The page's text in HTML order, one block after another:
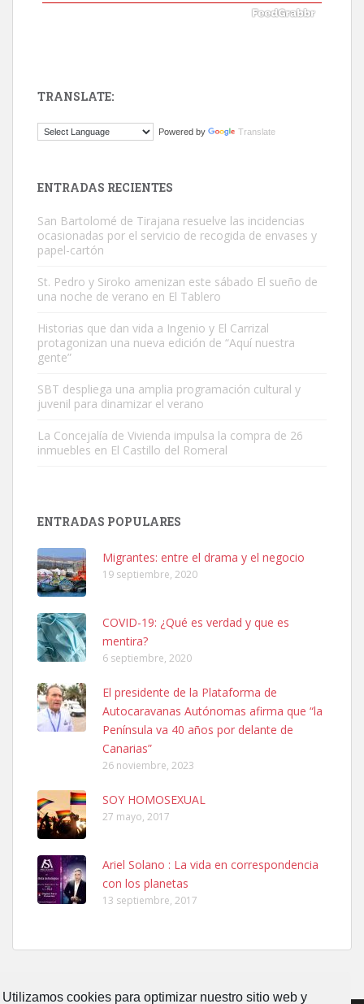
Utilizamos cookies para optimizar nuestro sitio web y
Este gato macho ha aparecido en la calle hace menos de un mes,
Busco adopción responsable para mi perra. Pastor alemán,
hembra, 4 años. Por motivos personales ...
Leales.org » Gran Canaria
06/07/2025 ZONA MESA Y LOPEZ. ES MUY ASUSTADIZO
Leales.org » Gran Canaria
Ninfa perdida
El día 5 se los perdió una ninfa papillera, asustada tiene miedo a la
calle, se perdió por la zon...
Leales.org » Gran Canaria
6.7.2025
Adopcion
Busco casa de acogida para mi perrita ya que por temas de trabajo
no la puedo tener. Solo gente r...
TRANSLATE:
Powered by Translate
ENTRADAS RECIENTES
San Bartolomé de Tirajana resuelve las incidencias
ocasionadas por el servicio de recogida de envases y
papel-cartón
St. Pedro y Siroko amenizan este sábado El sueño de
una noche de verano en El Tablero
Historias que dan vida a Ingenio y El Carrizal
protagonizan una nueva edición de “Aquí nuestra
gente”
SBT despliega una amplia programación cultural y
juvenil para dinamizar el verano
La Concejalía de Vivienda impulsa la compra de 26
inmuebles en El Castillo del Romeral
ENTRADAS POPULARES
Migrantes: entre el drama y el negocio
19 septiembre, 2020
COVID-19: ¿Qué es verdad y que es
mentira?
6 septiembre, 2020
El presidente de la Plataforma de
Autocaravanas Autónomas afirma que “la
Península va 40 años por delante de
Canarias”
26 noviembre, 2023
SOY HOMOSEXUAL
27 mayo, 2017
Ariel Solano : La vida en correspondencia
con los planetas
13 septiembre, 2017